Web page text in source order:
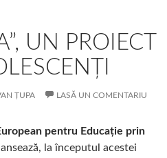
UN PROIECT
ȚUPA LASĂ UN COMENTARIU
pentru Educație prin
lansează, la începutul acestei